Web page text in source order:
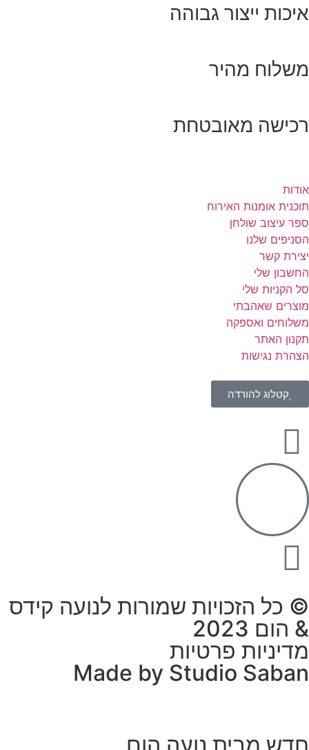
איכות ייצור גבוהה
משלוח מהיר
רכישה מאובטחת
אודות
תוכנית אומנות האירוח
ספר עיצוב שולחן
הסניפים שלנו
יצירת קשר
החשבון שלי
סל הקניות שלי
מוצרים שאהבתי
משלוחים ואספקה
תקנון האתר
הצהרת נגישות
קטלוג להורדה
© כל הזכויות שמורות לנועה קידס
& הום 2023
מדיניות פרטיות
Made by Studio Saban
חדש מבית נועה הום